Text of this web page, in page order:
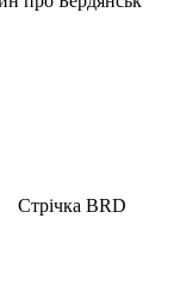
Стрічка BRD